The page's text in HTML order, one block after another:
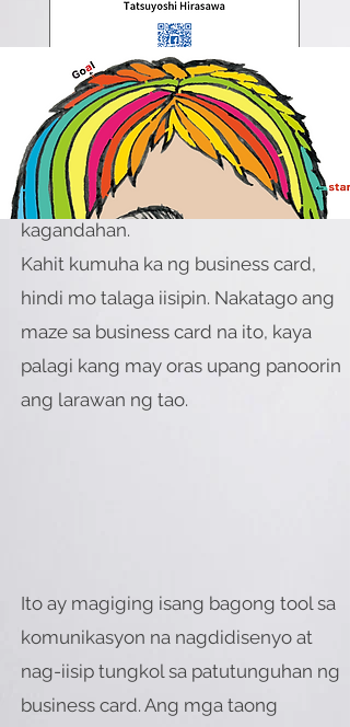
Sa pamamagitan ng pagdaragdag ng
"play" sa iyong business card, maaari
kang magdagdag ng "maze art" na
nagpaparamdam sa iyo ng iyong
kagandahan.
Kahit kumuha ka ng business card,
hindi mo talaga iisipin. Nakatago ang
maze sa business card na ito, kaya
palagi kang may oras upang panoorin
ang larawan ng tao.
Ito ay magiging isang bagong tool sa
komunikasyon na nagdidisenyo at
nag-iisip tungkol sa patutunguhan ng
business card. Ang mga taong